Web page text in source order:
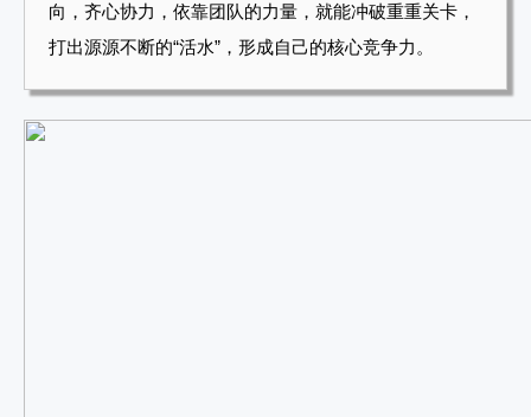
向，齐心协力，依靠团队的力量，就能冲破重重关卡，
打出源源不断的“活水”，形成自己的核心竞争力。